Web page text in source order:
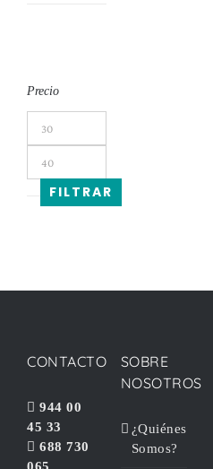
Precio
FILTRAR
CONTACTO
944 00
45 33
688 730
SOBRE
NOSOTROS
¿Quiénes
Somos?